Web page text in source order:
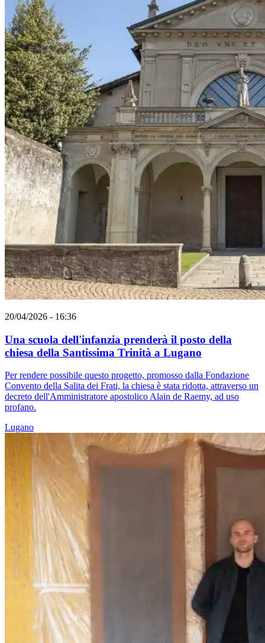
20/04/2026 - 16:36
Una scuola dell'infanzia prenderà il posto della
chiesa della Santissima Trinità a Lugano
Per rendere possibile questo progetto, promosso dalla Fondazione
Convento della Salita dei Frati, la chiesa è stata ridotta, attraverso un
decreto dell'Amministratore apostolico Alain de Raemy, ad uso
profano.
Lugano